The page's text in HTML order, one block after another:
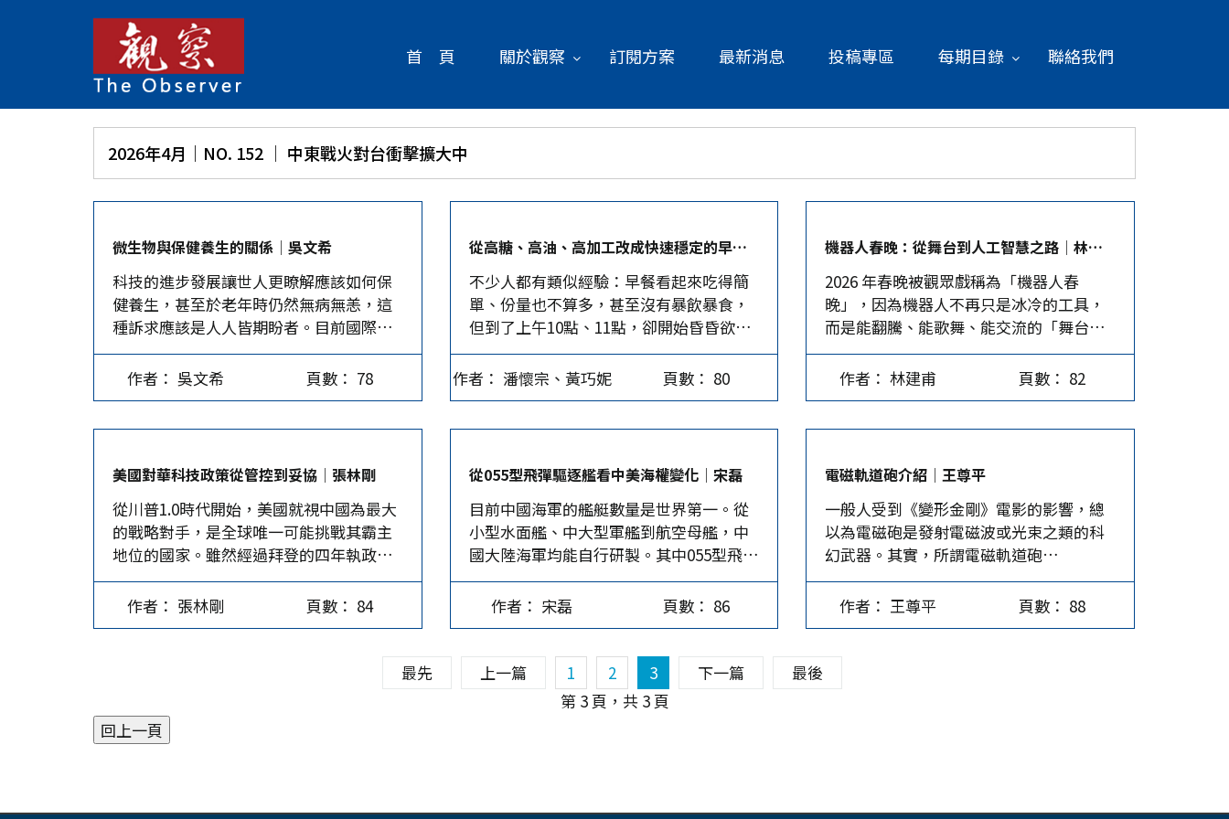
首 頁 關於觀察 訂閱方案 最新消息 投稿專區 每期目錄 聯絡我們
2026年4月｜NO. 152 │ 中東戰火對台衝擊擴大中
微生物與保健養生的關係│吳文希
科技的進步發展讓世人更瞭解應該如何保
健養生，甚至於老年時仍然無病無恙，這
種訴求應該是人人皆期盼者。目前國際藥
業公司及食品生技大廠致力於生產益生菌
片劑或膠囊，是因為有多篇研究「腸道益
生菌族群」（gut microbiome，GM）的
開始重視GM與人體的消化、吸收、排泄、
抵抗發炎、增強免疫力及預防癌症都有直
接的相關性，於是益生菌便由醫學研究，
逐漸進到保健品工業的發展。 GM自2020
年始進入普及期，例如2007年時只有86.5
萬人攝取膳食補充劑，其中並非全部皆屬
益生菌；2012年美國有300萬人服用膳食
補充劑，2015年時益生菌已成為美國第四
元。…
作者： 吳文希 頁數： 78
從高糖、高油、高加工改成快速穩定的早餐組合│潘懷宗、黃巧妮
不少人都有類似經驗：早餐看起來吃得簡
單、份量也不算多，甚至沒有暴飲暴食，
但到了上午10點、11點，卻開始昏昏欲
睡、注意力下降，還特別想吃甜食。這種
「越吃越沒精神、越吃越想找糖」的狀
態，很可能不是意志力不夠，而是早餐的
常見、也最容易踩雷的早餐，其實大致落
在三種：高糖、高油及高工。它們不一定
「立刻出事」，但確實容易把人推向「想
睡、想吃甜、精神不穩」的循環，長期下
來對血糖穩定、代謝與體重管理都不友
善。 讓人上午想睡的三大陷阱 一、高糖組
合：果醬吐司＋甜奶茶、三合一咖啡。厚
片吐司抹上厚厚的果醬，最好還帶果粒，
非常常見。問題在於「甜上加甜」讓血糖
衝得太快。更麻煩的是味覺會被欺騙：因
為果醬太甜，喝甜奶茶時反而覺得「好像
作者： 潘懷宗、黃巧妮 頁數： 80
機器人春晚：從舞台到人工智慧之路│林建甫
2026 年春晚被觀眾戲稱為「機器人春
晚」，因為機器人不再只是冰冷的工具，
而是能翻騰、能歌舞、能交流的「舞台角
色」。這演出展示了中國大陸在硬件強
度、算法迭代、多模態交互與具身大模型
上的突破，讓觀眾直觀感受到「中國智
作者： 林建甫 頁數： 82
美國對華科技政策從管控到妥協│張林剛
從川普1.0時代開始，美國就視中國為最大
的戰略對手，是全球唯一可能挑戰其霸主
地位的國家。雖然經過拜登的四年執政，
但美國對華的打壓不僅未減，還進一步以
意識形態大搞集團對抗，無所不用其極地
遏制中國發展。到了川普2.0時代，美國以
的夢魘。 美利用長臂管轄控制晶片 2025年
8月29日，美國商務部撤銷在華半導體企業
授權，使得英特爾、SK海力士、台積電和
作者： 張林剛 頁數： 84
從055型飛彈驅逐艦看中美海權變化│宋磊
目前中國海軍的艦艇數量是世界第一。從
小型水面艦、中大型軍艦到航空母艦，中
國大陸海軍均能自行研製。其中055型飛彈
驅逐艦是目前噸位最大的驅逐艦，也是中
國歷次海上軍演的常客，隨著第一批次逐
漸服役成熟，第二批次的建造工程也緊接
亞太情勢發生實質變化。 055型研發背景
中國大陸的海軍是目前世界上規模（數
量）最大的海軍。雖然在綜合戰力指標
作者： 宋磊 頁數： 86
電磁軌道砲介紹│王尊平
一般人受到《變形金剛》電影的影響，總
以為電磁砲是發射電磁波或光束之類的科
幻武器。其實，所謂電磁軌道砲
（Railgun，亦稱電磁砲或磁軌砲）仍發射
實體砲彈，只是發射時採用電磁推進，不
同於傳統火藥推進。此種電磁推進模式也
能，因此，如何在瞬間產生足夠電能並穩
作者： 王尊平 頁數： 88
最先 上一篇 1 2 3 下一篇
最後
第 3 頁，共 3 頁